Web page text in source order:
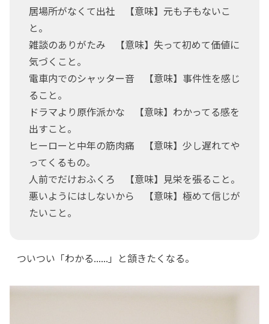
居場所がなくて出社 【意味】元も子もないこ
と。
雑談のありがたみ 【意味】失って初めて価値に
気づくこと。
電車内でのシャッター音 【意味】事件性を感じ
ること。
ドラマより原作派かな 【意味】わかってる感を
出すこと。
ヒーローと中年の筋肉痛 【意味】少し遅れてや
ってくるもの。
人前でだけおふくろ 【意味】見栄を張ること。
悪いようにはしないから 【意味】極めて信じが
たいこと。
ついつい「わかる......」と頷きたくなる。